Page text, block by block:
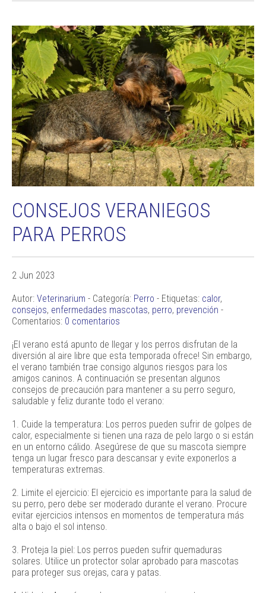
CONSEJOS VERANIEGOS
PARA PERROS
2 Jun 2023
Autor: Veterinarium - Categoría: Perro - Etiquetas: calor,
consejos, enfermedades mascotas, perro, prevención -
Comentarios: 0 comentarios
¡El verano está apunto de llegar y los perros disfrutan de la
diversión al aire libre que esta temporada ofrece! Sin embargo,
el verano también trae consigo algunos riesgos para los
amigos caninos. A continuación se presentan algunos
consejos de precaución para mantener a su perro seguro,
saludable y feliz durante todo el verano:
1. Cuide la temperatura: Los perros pueden sufrir de golpes de
calor, especialmente si tienen una raza de pelo largo o si están
en un entorno cálido. Asegúrese de que su mascota siempre
tenga un lugar fresco para descansar y evite exponerlos a
temperaturas extremas.
2. Limite el ejercicio: El ejercicio es importante para la salud de
su perro, pero debe ser moderado durante el verano. Procure
evitar ejercicios intensos en momentos de temperatura más
alta o bajo el sol intenso.
3. Proteja la piel: Los perros pueden sufrir quemaduras
solares. Utilice un protector solar aprobado para mascotas
para proteger sus orejas, cara y patas.